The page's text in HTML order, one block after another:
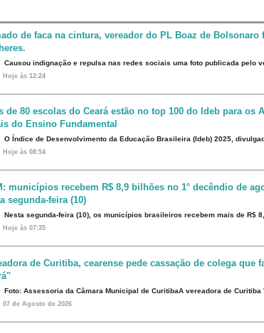
de faca na cintura, vereador do PL Boaz de Bolsonaro
Causou indignação e repulsa nas redes sociais uma foto publicada pelo
Hoje às 12:24
de 80 escolas do Ceará estão no top 100 do Ideb para os
do Ensino Fundamental
O Índice de Desenvolvimento da Educação Brasileira (Ideb) 2025,
Hoje às 08:54
municípios recebem R$ 8,9 bilhões no 1° decêndio de
segunda-feira (10)
Nesta segunda-feira (10), os municípios brasileiros recebem mais de R$
Hoje às 07:35
de Curitiba, cearense pede cassação de colega que
Foto: Assessoria da Câmara Municipal de CuritibaA vereadora de Curitiba
07 de Agosto de 2026